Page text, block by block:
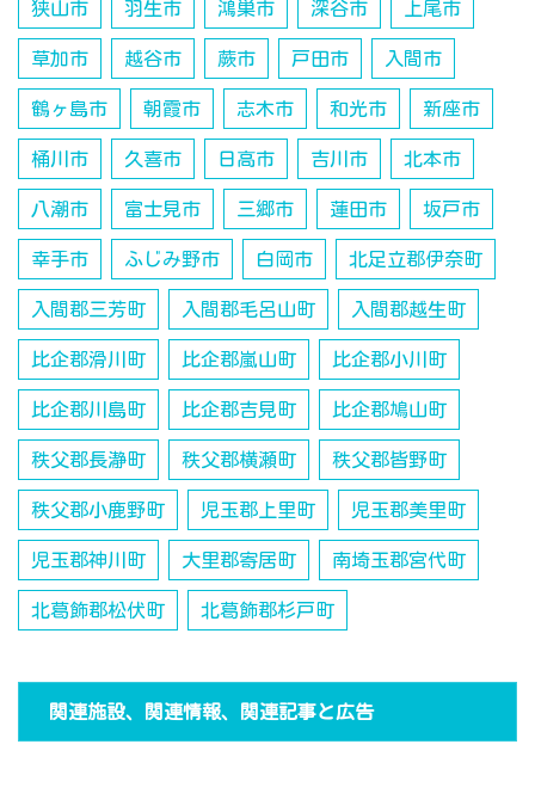
狭山市 羽生市 鴻巣市 深谷市 上尾市
草加市 越谷市 蕨市 戸田市 入間市
鶴ヶ島市 朝霞市 志木市 和光市 新座市
桶川市 久喜市 日高市 吉川市 北本市
八潮市 富士見市 三郷市 蓮田市 坂戸市
幸手市 ふじみ野市 白岡市 北足立郡伊奈町
入間郡三芳町 入間郡毛呂山町 入間郡越生町
比企郡滑川町 比企郡嵐山町 比企郡小川町
比企郡川島町 比企郡吉見町 比企郡鳩山町
秩父郡長瀞町 秩父郡横瀬町 秩父郡皆野町
秩父郡小鹿野町 児玉郡上里町 児玉郡美里町
児玉郡神川町 大里郡寄居町 南埼玉郡宮代町
北葛飾郡松伏町 北葛飾郡杉戸町
関連施設、関連情報、関連記事と広告